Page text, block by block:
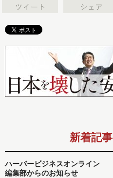
新着記事
ハーバービジネスオンライン
編集部からのお知らせ